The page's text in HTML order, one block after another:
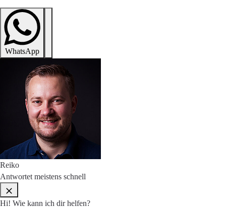
WhatsApp
Reiko
Antwortet meistens schnell
Hi! Wie kann ich dir helfen?